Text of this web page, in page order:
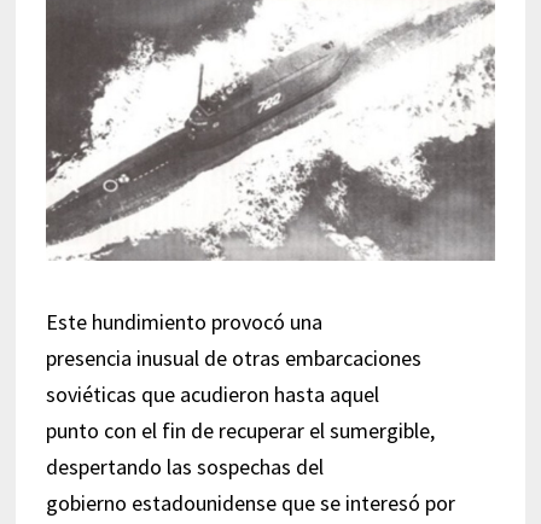
Este hundimiento provocó una
presencia inusual de otras embarcaciones
soviéticas que acudieron hasta aquel
punto con el fin de recuperar el sumergible,
despertando las sospechas del
gobierno estadounidense que se interesó por